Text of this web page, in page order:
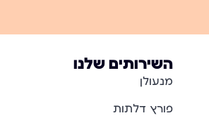
השירותים שלנו
מנעולן
פורץ דלתות